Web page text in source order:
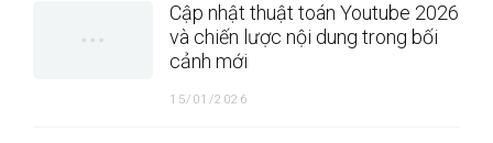
Cập nhật thuật toán Youtube 2026
và chiến lược nội dung trong bối
cảnh mới
15/01/2026